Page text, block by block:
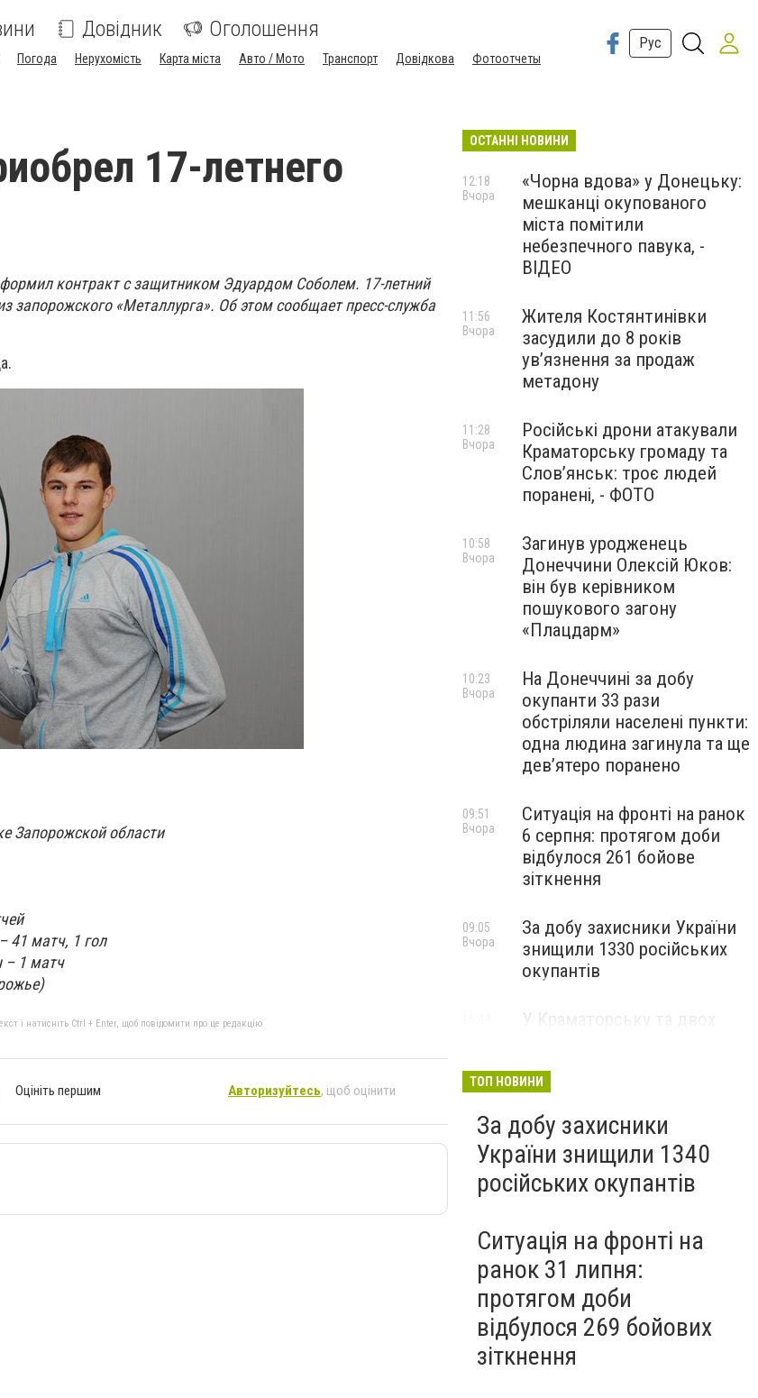
Довідник Оголошення
Погода Нерухомість Карта міста Авто / Мото Транспорт Довідкова Фотоотчеты
Рус
17-летнего
контракт с защитником Эдуардом Соболем. 17-летний
запорожского «Металлурга». Об этом сообщает пресс-служба
Запорожской области
41 матч, 1 гол
– 1 матч
і натисніть Ctrl + Enter, щоб повідомити про це редакцію
Оцініть першим Авторизуйтесь, щоб оцінити
ОСТАННІ НОВИНИ
«Чорна вдова» у Донецьку:
мешканці окупованого
міста помітили
небезпечного павука, -
ВІДЕО
12:18
Вчора
Жителя Костянтинівки
засудили до 8 років
ув’язнення за продаж
метадону
11:56
Вчора
Російські дрони атакували
Краматорську громаду та
Слов’янськ: троє людей
поранені, - ФОТО
11:28
Вчора
Загинув уродженець
Донеччини Олексій Юков:
він був керівником
пошукового загону
«Плацдарм»
10:58
Вчора
На Донеччині за добу
окупанти 33 рази
обстріляли населені пункти:
одна людина загинула та ще
девʼятеро поранено
10:23
Вчора
Ситуація на фронті на ранок
6 серпня: протягом доби
відбулося 261 бойове
зіткнення
09:51
Вчора
За добу захисники України
знищили 1330 російських
окупантів
09:05
Вчора
У Краматорську та двох
евакуацію дітей із
ТОП НОВИНИ
За добу захисники
України знищили 1340
російських окупантів
Ситуація на фронті на
ранок 31 липня:
протягом доби
відбулося 269 бойових
зіткнення